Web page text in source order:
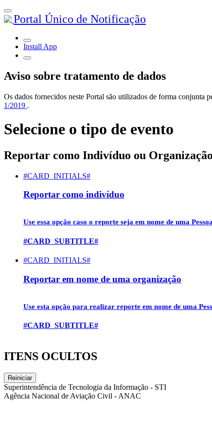
Portal Único de Notificação
Install App
Aviso sobre tratamento de dados
Os dados fornecidos neste Portal são utilizados de forma
1/2019 .
Selecione o tipo de evento
Reportar como Indivíduo ou Organização
#CARD_INITIALS#
Reportar como indivíduo
Use essa opção caso o reporte seja em nome de uma
#CARD_SUBTITLE#
#CARD_INITIALS#
Reportar em nome de uma organização
Use esta opção para realizar reporte em nome de uma
#CARD_SUBTITLE#
ITENS OCULTOS
Reiniciar
Superintendência de Tecnologia da Informação - STI
Agência Nacional de Aviação Civil - ANAC